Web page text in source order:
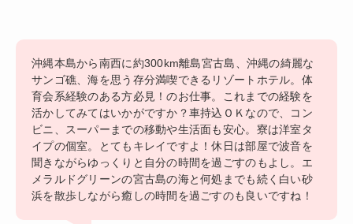
沖縄本島から南西に約300km離島宮古島、沖縄の綺麗な
サンゴ礁、海を思う存分満喫できるリゾートホテル。体
育会系経験のある方必見！のお仕事。これまでの経験を
活かしてみてはいかがですか？車持込ＯＫなので、コン
ビニ、スーパーまでの移動や生活面も安心。寮は洋室タ
イプの個室。とてもキレイですよ！休日は部屋で波音を
聞きながらゆっくりと自分の時間を過ごすのもよし。エ
メラルドグリーンの宮古島の海と何処までも続く白い砂
浜を散歩しながら癒しの時間を過ごすのも良いですね！